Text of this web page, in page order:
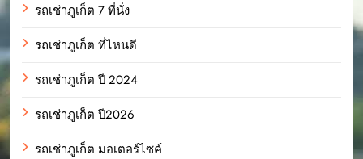
รถเช่าภูเก็ต 7 ที่นั่ง
รถเช่าภูเก็ต ที่ไหนดี
รถเช่าภูเก็ต ปี 2024
รถเช่าภูเก็ต ปี2026
รถเช่าภูเก็ต มอเตอร์ไซค์